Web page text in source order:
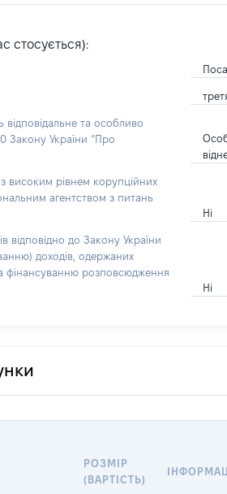
стосується):
та особливо
Закону України “Про
високим рівнем корупційних
агентством з питань
Ні
відповідно до Закону України
доходів, одержаних
фінансуванню розповсюдження
Ні
РОЗМІР
(ВАРТІСТЬ)